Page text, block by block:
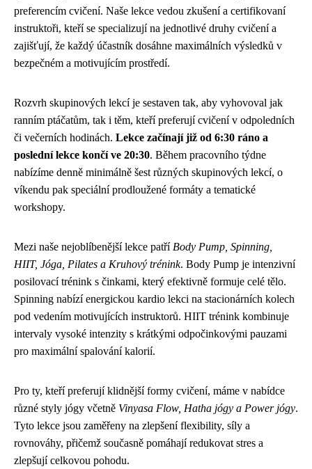
preferencím cvičení. Naše lekce vedou zkušení a certifikovaní
instruktoři, kteří se specializují na jednotlivé druhy cvičení a
zajišťují, že každý účastník dosáhne maximálních výsledků v
bezpečném a motivujícím prostředí.
Rozvrh skupinových lekcí je sestaven tak, aby vyhovoval jak
ranním ptáčatům, tak i těm, kteří preferují cvičení v odpoledních
či večerních hodinách. Lekce začínají již od 6:30 ráno a
poslední lekce končí ve 20:30. Během pracovního týdne
nabízíme denně minimálně šest různých skupinových lekcí, o
víkendu pak speciální prodloužené formáty a tematické
workshopy.
Mezi naše nejoblíbenější lekce patří Body Pump, Spinning,
HIIT, Jóga, Pilates a Kruhový trénink. Body Pump je intenzivní
posilovací trénink s činkami, který efektivně formuje celé tělo.
Spinning nabízí energickou kardio lekci na stacionárních kolech
pod vedením motivujících instruktorů. HIIT trénink kombinuje
intervaly vysoké intenzity s krátkými odpočinkovými pauzami
pro maximální spalování kalorií.
Pro ty, kteří preferují klidnější formy cvičení, máme v nabídce
různé styly jógy včetně Vinyasa Flow, Hatha jógy a Power jógy.
Tyto lekce jsou zaměřeny na zlepšení flexibility, síly a
rovnováhy, přičemž současně pomáhají redukovat stres a
zlepšují celkovou pohodu.